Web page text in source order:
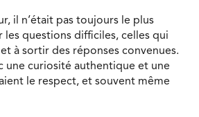
il n’était pas toujours le plus
les questions difficiles, celles qui
à sortir des réponses convenues.
une curiosité authentique et une
le respect, et souvent même